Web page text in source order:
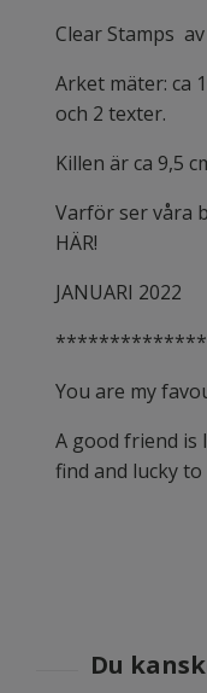
Clear Stamps
Arket mäter: ca
och 2 texter.
Killen är ca 9,5
Varför ser våra
HÄR!
JANUARI 2022
**************
You are my
A good friend is
find and lucky to